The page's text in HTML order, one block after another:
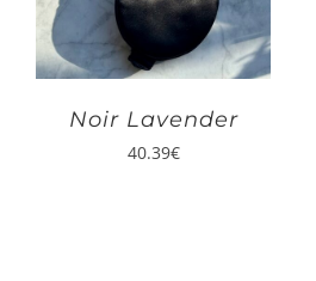
Noir Lavender
40.39€